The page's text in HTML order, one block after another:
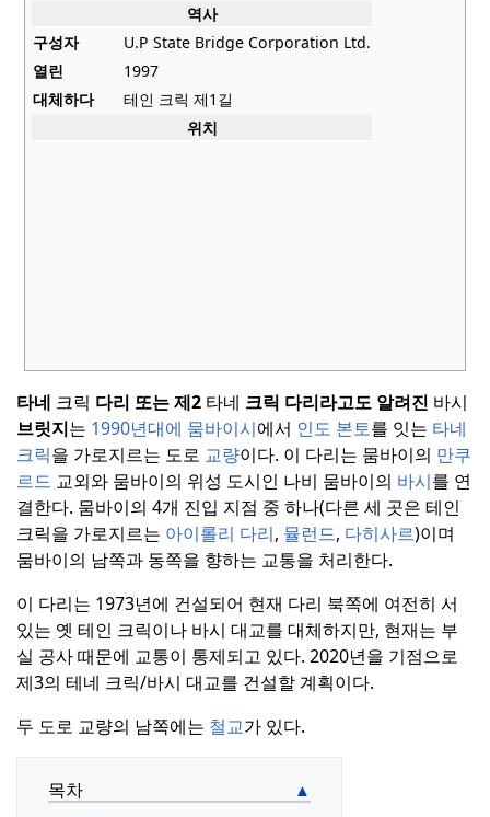
역사
구성자
U.P State Bridge Corporation Ltd.
열린
1997
대체하다
테인 크릭 제1길
위치
타네 크릭 다리 또는제2 타네 크릭 다리라고도 알려진 바시
브릿지는 1990년대에 뭄바이시에서 인도 본토를 잇는 타네
크릭을 가로지르는 도로 교량이다. 이 다리는 뭄바이의 만쿠
르드 교외와 뭄바이의 위성 도시인 나비 뭄바이의 바시를 연
결한다. 뭄바이의 4개 진입 지점 중 하나(다른 세 곳은 테인
크릭을 가로지르는 아이롤리 다리, 뮬런드, 다히사르)이며
뭄바이의 남쪽과 동쪽을 향하는 교통을 처리한다.
이 다리는 1973년에 건설되어 현재 다리 북쪽에 여전히 서
있는 옛 테인 크릭이나 바시 대교를 대체하지만, 현재는 부
실 공사 때문에 교통이 통제되고 있다. 2020년을 기점으로
제3의 테네 크릭/바시 대교를 건설할 계획이다.
두 도로 교량의 남쪽에는 철교가 있다.
목차